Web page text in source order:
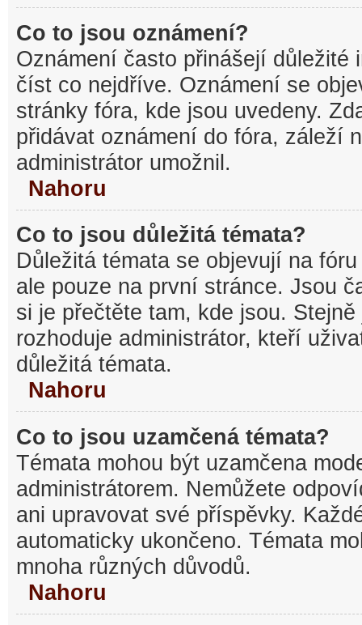
Co to jsou oznámení?
Oznámení často přinášejí důležité
číst co nejdříve. Oznámení se
stránky fóra, kde jsou uvedeny.
přidávat oznámení do fóra, záleží
administrátor umožnil.
Nahoru
Co to jsou důležitá témata?
Důležitá témata se objevují na
ale pouze na první stránce. Jsou
si je přečtěte tam, kde jsou.
rozhoduje administrátor, kteří
důležitá témata.
Nahoru
Co to jsou uzamčená témata?
Témata mohou být uzamčena
administrátorem. Nemůžete
ani upravovat své příspěvky.
automaticky ukončeno. Témata
mnoha různých důvodů.
Nahoru